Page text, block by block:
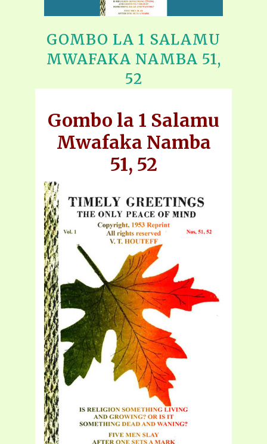
GOMBO LA 1 SALAMU
MWAFAKA NAMBA 51,
52
Gombo la 1 Salamu
Mwafaka Namba
51, 52